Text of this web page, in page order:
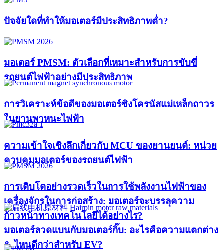
ปัจจัยใดที่ทำให้มอเตอร์มีประสิทธิภาพต่ำ?
มอเตอร์ PMSM: ตัวเลือกที่เหมาะสำหรับการขับขี่
รถยนต์ไฟฟ้าอย่างมีประสิทธิภาพ
การวิเคราะห์ข้อดีของมอเตอร์ซิงโครนัสแม่เหล็กถาวร
ในยานพาหนะไฟฟ้า
ความเข้าใจเชิงลึกเกี่ยวกับ MCU ของยานยนต์: หน่วย
ควบคุมมอเตอร์ของรถยนต์ไฟฟ้า
การเติบโตอย่างรวดเร็วในการใช้พลังงานไฟฟ้าของ
เครื่องจักรในการก่อสร้าง: มอเตอร์จะบรรลุความ
ก้าวหน้าทางเทคโนโลยีได้อย่างไร?​
มอเตอร์ลวดแบนกับมอเตอร์กิ๊บ: อะไรคือความแตกต่าง
& ไหนดีกว่าสำหรับ EV?